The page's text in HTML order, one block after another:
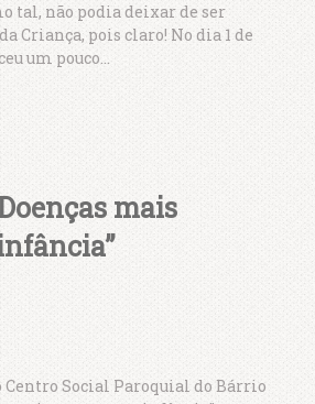
tal, não podia deixar de ser
Criança, pois claro! No dia 1 de
um pouco...
mais
Social Paroquial do Bárrio